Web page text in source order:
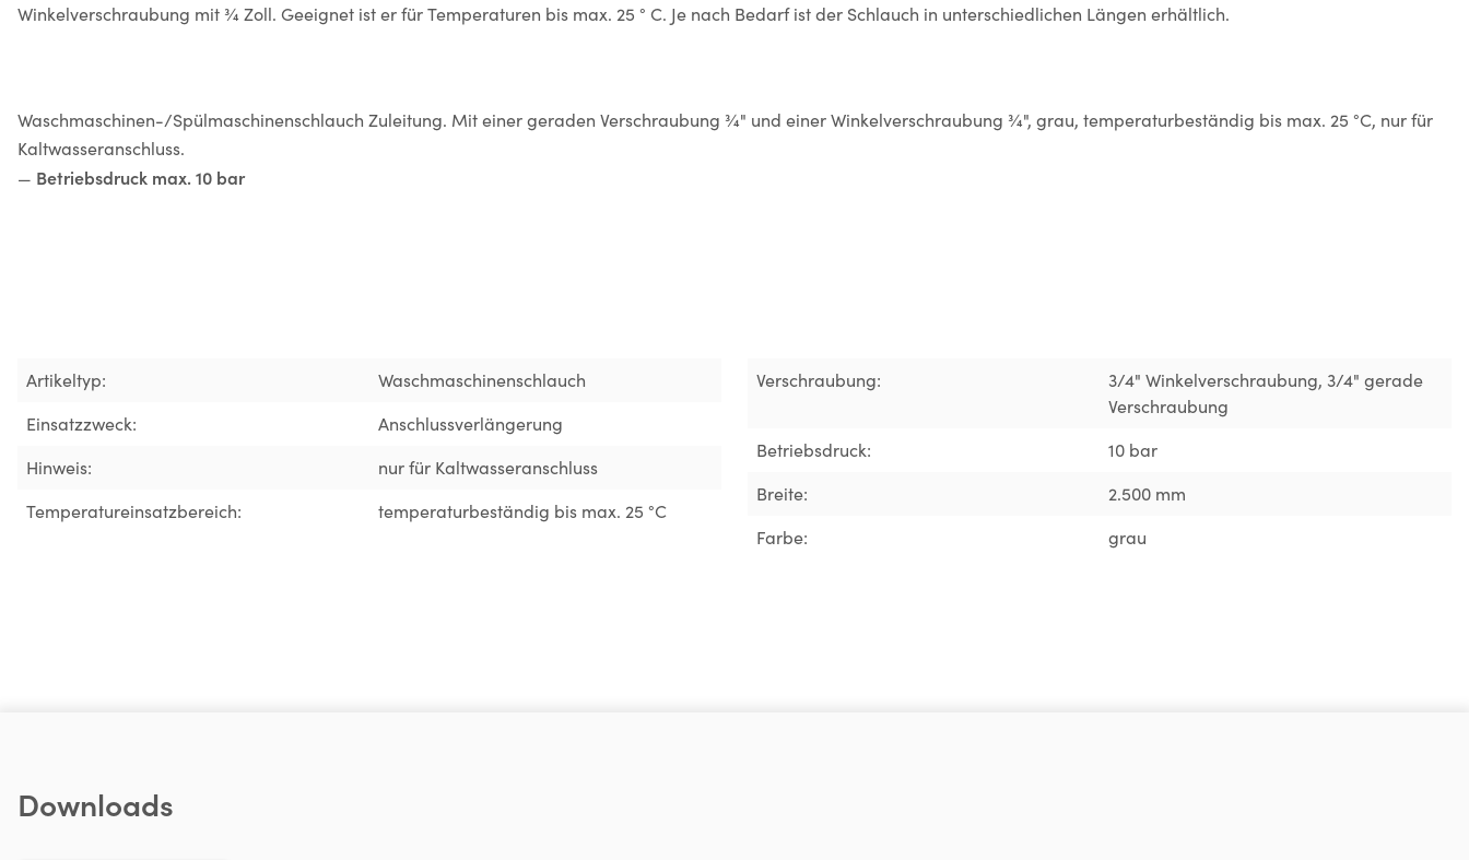
Winkelverschraubung mit ¾ Zoll. Geeignet ist er für Temperaturen bis max. 25 ° C. Je nach Bedarf ist der Schlauch in unterschiedlichen Längen erhältlich.
Waschmaschinen-/Spülmaschinenschlauch Zuleitung. Mit einer geraden Verschraubung ¾" und einer Winkelverschraubung ¾", grau, temperaturbeständig bis max. 25 °C, nur für
Kaltwasseranschluss.
— Betriebsdruck max. 10 bar
Artikeltyp:
Waschmaschinenschlauch
Einsatzzweck:
Anschlussverlängerung
Hinweis:
nur für Kaltwasseranschluss
Temperatureinsatzbereich:
temperaturbeständig bis max. 25 °C
Verschraubung: 3/4" Winkelverschraubung, 3/4" gerade
Verschraubung
Betriebsdruck:
10 bar
Breite:
2.500 mm
Farbe:
grau
Downloads